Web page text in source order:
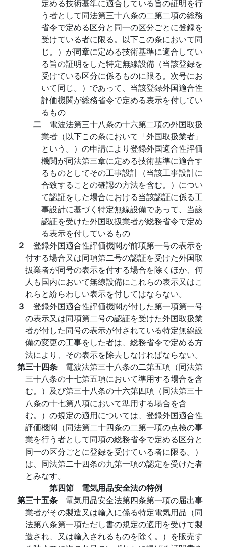
定める技術基準に適合している旨の証明を行
う者として同法第三十八条の二第二項の総務
省令で定める区分と同一の区分ごとに登録を
受けている者に限る。以下この条において同
じ。）が同章に定める技術基準に適合してい
る旨の証明をした特定無線設備（当該登録を
受けている区分に係るものに限る。次号にお
いて同じ。）であって、当該登録外国適合性
評価機関が総務省令で定める表示を付してい
るもの
二 電波法第三十八条の十六第二項の外国取扱
業者（以下この条において「外国取扱業者」
という。）の申請により登録外国適合性評価
機関が同法第三章に定める技術基準に適合す
るものとしてその工事設計（当該工事設計に
合致することの確認の方法を含む。）につい
て認証をした場合における当該認証に係る工
事設計に基づく特定無線設備であって、当該
認証を受けた外国取扱業者が総務省令で定め
る表示を付しているもの
２ 登録外国適合性評価機関が前項第一号の表示を
付する場合又は同項第二号の認証を受けた外国取
扱業者が同号の表示を付する場合を除くほか、何
人も国内において無線設備にこれらの表示又はこ
れらと紛らわしい表示を付してはならない。
３ 登録外国適合性評価機関が付した第一項第一号
の表示又は同項第二号の認証を受けた外国取扱業
者が付した同号の表示が付されている特定無線設
備の変更の工事をした者は、総務省令で定める方
法により、その表示を除去しなければならない。
第三十四条 電波法第三十八条の二第五項（同法第
三十八条の十七第五項において準用する場合を含
む。）及び第三十八条の十六第四項（同法第三十
八条の十七第八項において準用する場合を含
む。）の規定の適用については、登録外国適合性
評価機関（同法第二十四条の二第一項の点検の事
業を行う者として同項の総務省令で定める区分と
同一の区分ごとに登録を受けている者に限る。）
は、同法第二十四条の九第一項の認定を受けた者
とみなす。
第四節 電気用品安全法の特例
第三十五条 電気用品安全法第四条第一項の届出事
業者がその製造又は輸入に係る特定電気用品（同
法第八条第一項ただし書の規定の適用を受けて製
造され、又は輸入されるものを除く。）を販売す